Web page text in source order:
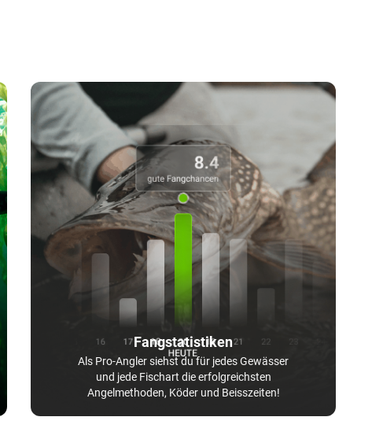
Fangstatistiken
Als Pro-Angler siehst du für jedes Gewässer
und jede Fischart die erfolgreichsten
Angelmethoden, Köder und Beisszeiten!